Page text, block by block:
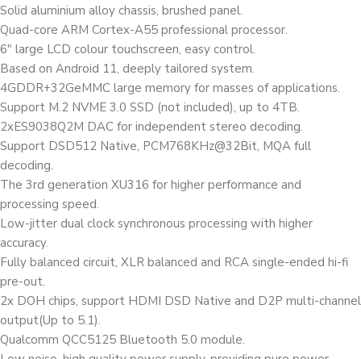
Solid aluminium alloy chassis, brushed panel.
Quad-core ARM Cortex-A55 professional processor.
6″ large LCD colour touchscreen, easy control.
Based on Android 11, deeply tailored system.
4GDDR+32GeMMC large memory for masses of applications.
Support M.2 NVME 3.0 SSD (not included), up to 4TB.
2xES9038Q2M DAC for independent stereo decoding.
Support DSD512 Native, PCM768KHz@32Bit, MQA full
decoding.
The 3rd generation XU316 for higher performance and
processing speed.
Low-jitter dual clock synchronous processing with higher
accuracy.
Fully balanced circuit, XLR balanced and RCA single-ended hi-fi
pre-out.
2x DOH chips, support HDMI DSD Native and D2P multi-channel
output(Up to 5.1).
Qualcomm QCC5125 Bluetooth 5.0 module.